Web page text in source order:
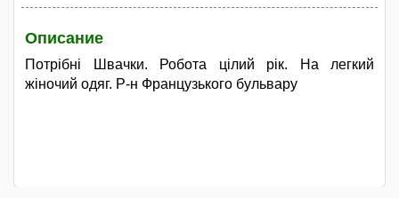
Описание
Потрібні Швачки. Робота цілий рік. На легкий
жіночий одяг. Р-н Французького бульвару